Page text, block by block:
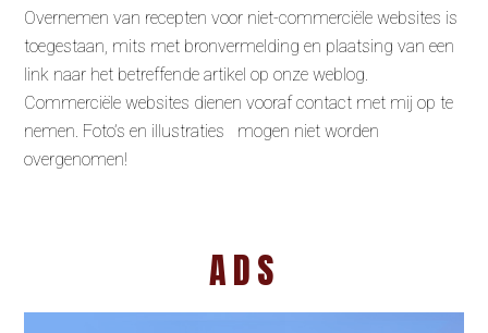
Overnemen van recepten voor niet-commerciële websites is
toegestaan, mits met bronvermelding en plaatsing van een
link naar het betreffende artikel op onze weblog.
Commerciële websites dienen vooraf contact met mij op te
nemen. Foto’s en illustraties mogen niet worden
overgenomen!
ADS